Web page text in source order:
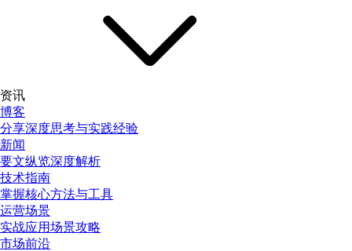
资讯
博客
分享深度思考与实践经验
新闻
要文纵览深度解析
技术指南
掌握核心方法与工具
运营场景
实战应用场景攻略
市场前沿